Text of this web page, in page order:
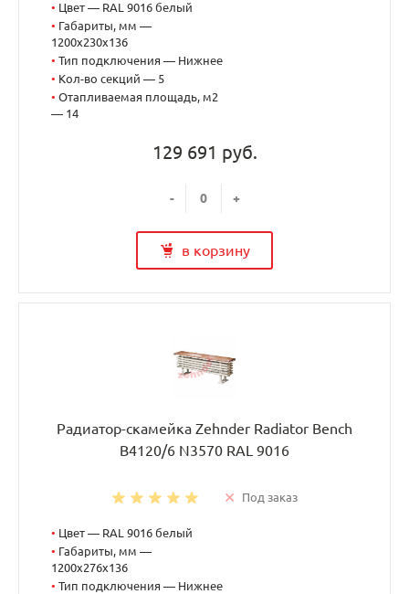
• Цвет — RAL 9016 белый
• Габариты, мм —
1200x230x136
• Тип подключения — Нижнее
• Кол-во секций — 5
• Отапливаемая площадь, м2
— 14
129 691 руб.
- +
в корзину
Радиатор-скамейка Zehnder Radiator Bench
B4120/6 N3570 RAL 9016
Под заказ
• Цвет — RAL 9016 белый
• Габариты, мм —
1200x276x136
• Тип подключения — Нижнее